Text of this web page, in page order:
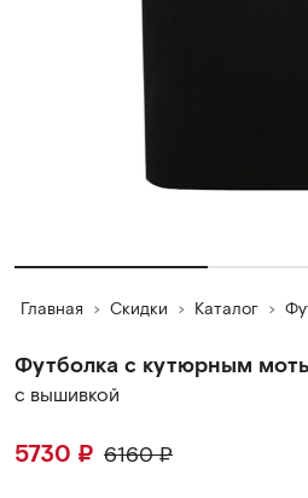
Главная Скидки Каталог
Футболка с кутюрным
c вышивкой
5730 ₽ 6160₽